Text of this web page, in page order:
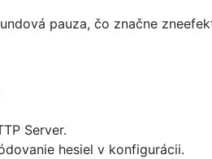
pauza, čo značne
Server.
hesiel v konfigurácii.